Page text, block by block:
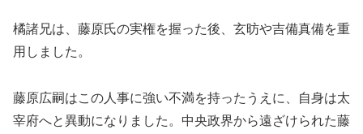
橘諸兄は、藤原氏の実権を握った後、玄昉や吉備真備を重
用しました。
藤原広嗣はこの人事に強い不満を持ったうえに、自身は太
宰府へと異動になりました。中央政界から遠ざけられた藤